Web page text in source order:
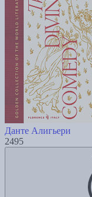
Данте Алигьери
2495